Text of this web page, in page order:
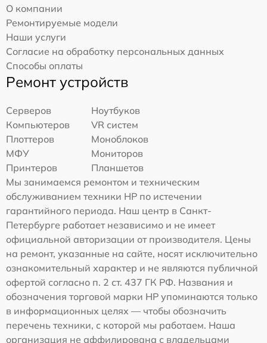
О компании
Ремонтируемые модели
Наши услуги
Согласие на обработку персональных данных
Способы оплаты
Ремонт устройств
Серверов
Ноутбуков
Компьютеров
VR систем
Плоттеров
Моноблоков
МФУ
Мониторов
Принтеров
Планшетов
Мы занимаемся ремонтом и техническим
обслуживанием техники HP по истечении
гарантийного периода. Наш центр в Санкт-
Петербурге работает независимо и не имеет
официальной авторизации от производителя. Цены
на ремонт, указанные на сайте, носят исключительно
ознакомительный характер и не являются публичной
офертой согласно п. 2 ст. 437 ГК РФ. Названия и
обозначения торговой марки HP упоминаются только
в информационных целях — чтобы обозначить
перечень техники, с которой мы работаем. Наша
организация не аффилирована с владельцами